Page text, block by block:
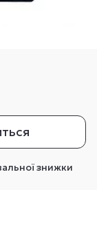
знижки